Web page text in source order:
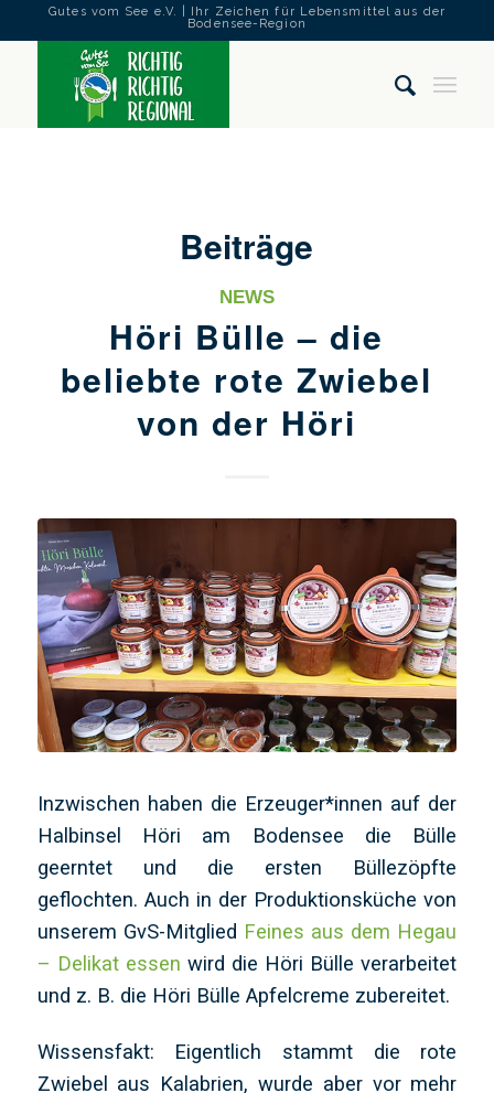
Gutes vom See e.V. | Ihr Zeichen für Lebensmittel aus der
Bodensee-Region
Beiträge
NEWS
Höri Bülle – die
beliebte rote Zwiebel
von der Höri
Inzwischen haben die Erzeuger*innen auf der
Halbinsel Höri am Bodensee die Bülle
geerntet und die ersten Büllezöpfte
geflochten. Auch in der Produktionsküche von
unserem GvS-Mitglied Feines aus dem Hegau
– Delikat essen wird die Höri Bülle verarbeitet
und z. B. die Höri Bülle Apfelcreme zubereitet.
Wissensfakt: Eigentlich stammt die rote
Zwiebel aus Kalabrien, wurde aber vor mehr